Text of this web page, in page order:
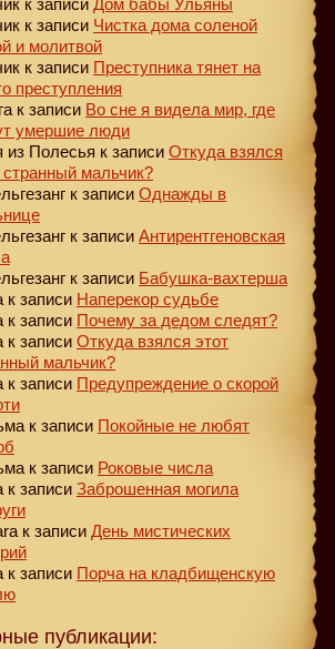
к записи Чистка дома соленой
и молитвой
к записи Преступника тянет на
преступления
к записи Во сне я видела мир, где
умершие люди
из Полесья к записи Откуда взялся
странный мальчик?
к записи Однажды в
к записи Антирентгеновская
к записи Бабушка-вахтерша
к записи Наперекор судьбе
к записи Почему за дедом следят?
к записи Откуда взялся этот
мальчик?
к записи Предупреждение о скорой
к записи Покойные не любят
к записи Роковые числа
к записи Заброшенная могила
к записи День мистических
к записи Порча на кладбищенскую
публикации: